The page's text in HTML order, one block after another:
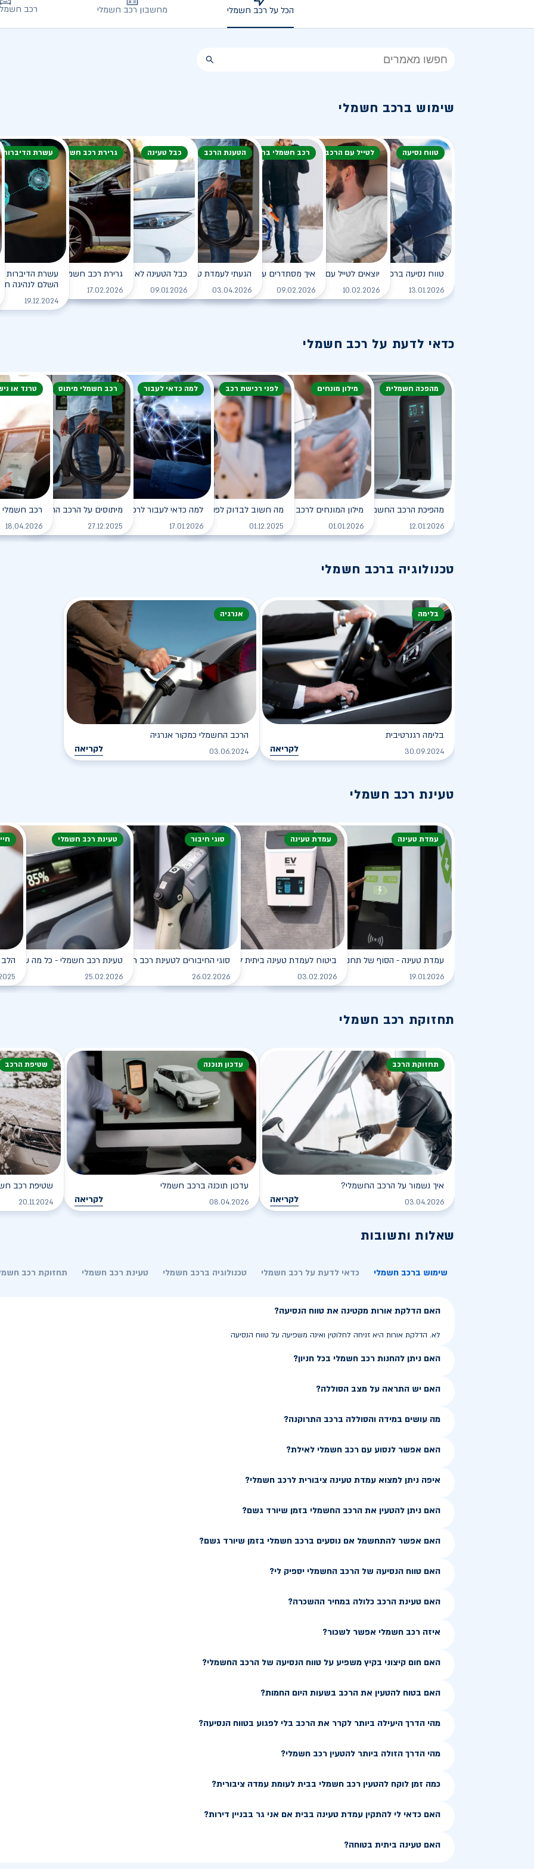
הכל על רכב חשמלי מחשבון רכב חשמלי רכב
הכל
חשמלי
שימוש ברכב חשמלי
טווח נסיעה
טווח נסיעה ברכב חשמלי - כל מה שצריך לדעת
13.01.2026 לקריאה
לטייל עם הרכב
יוצאים לטייל עם רכב חשמלי
10.02.2026 לקריאה
רכב חשמלי בחורף
איך מסתדרים עם הרכב החשמלי בחורף?
09.02.2026 לקריאה
הטענת הרכב
הגעתי לעמדת טעינה, מה עלי לעשות?
03.04.2026 לקריאה
כבל טעינה
כבל הטעינה לא משתחרר מהרכב. מה עושים?
09.01.2026 לקריאה
גרירת רכב חשמלי
גרירת רכב חשמלי - מה עושים?
17.02.2026
עשרת הדיברות
עשרת הדיברות
השלם לנהיגה
19.12.2024
כדאי לדעת על רכב חשמלי
מהפכה חשמלית
מהפיכת הרכב החשמלי
12.01.2026 לקריאה
מילון מונחים
מילון המונחים לרכב החשמלי
01.01.2026 לקריאה
לפני רכישת רכב
מה חשוב לבדוק לפני רכישת רכב חשמלי?
01.12.2025 לקריאה
למה כדאי לעבור
למה כדאי לעבור לרכב חשמלי?
17.01.2026 לקריאה
רכב חשמלי מיתוס
מיתוסים על הרכב החשמלי שכדאי
27.12.2025
טרנד או
רכב חשמלי
18.04.2026
טכנולוגיה ברכב חשמלי
בלימה
בלימה רגנרטיבית
30.09.2024 לקריאה
אנרגיה
הרכב החשמלי כמקור אנרגיה
03.06.2024 לקריאה
טעינת רכב חשמלי
עמדת טעינה
עמדת טעינה - הסוף של תחנת הדלק?
19.01.2026 לקריאה
עמדת טעינה
ביטוח לעמדת טעינה ביתית לרכב החשמלי
03.02.2026
סוגי חיבור
סוגי החיבורים לטעינת רכב חשמלי
26.02.2026
טעינת רכב חשמלי
טעינת רכב חשמלי - כל מה שצריך
25.02.2026
תחזוקת רכב חשמלי
תחזוקת הרכב
איך נשמור על הרכב החשמלי?
03.04.2026 לקריאה
עדכון תוכנה
עדכון תוכנה ברכב חשמלי
08.04.2026 לקריאה
שטיפת הרכב
שטיפת רכב
20.11.2024
שאלות ותשובות
שימוש ברכב חשמלי כדאי לדעת על רכב חשמלי טכנולוגיה ברכב חשמלי טעינת רכב חשמלי תחזוקת רכב
האם הדלקת אורות מקטינה את טווח הנסיעה?
לא. הדלקת אורות היא זניחה לחלוטין ואינה משפיעה על טווח הנסיעה
האם ניתן להחנות רכב חשמלי בכל חניון?
האם יש התראה על מצב הסוללה?
מה עושים במידה והסוללה ברכב התרוקנה?
האם אפשר לנסוע עם רכב חשמלי לאילת?
איפה ניתן למצוא עמדת טעינה ציבורית לרכב חשמלי?
האם ניתן להטעין את הרכב החשמלי בזמן שיורד גשם?
האם אפשר להתחשמל אם נוסעים ברכב חשמלי בזמן שיורד גשם?
האם טווח הנסיעה של הרכב החשמלי יספיק לי?
האם טעינת הרכב כלולה במחיר ההשכרה?
איזה רכב חשמלי אפשר לשכור?
האם חום קיצוני בקיץ משפיע על טווח הנסיעה של הרכב החשמלי?
האם בטוח להטעין את הרכב בשעות היום החמות?
מהי הדרך היעילה ביותר לקרר את הרכב בלי לפגוע בטווח הנסיעה?
מהי הדרך הזולה ביותר להטעין רכב חשמלי?
כמה זמן לוקח להטעין רכב חשמלי בבית לעומת עמדה ציבורית?
האם כדאי לי להתקין עמדת טעינה בבית אם אני גר בבניין דירות?
האם טעינה ביתית בטוחה?